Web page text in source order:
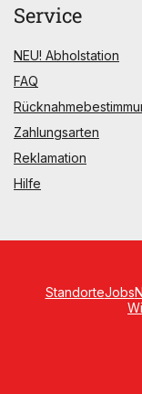
Service
NEU! Abholstation
FAQ
Zahlungsarten
Reklamation
Hilfe
StandorteJobs